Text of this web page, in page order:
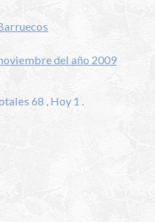
del año 2009
68 , Hoy 1 .